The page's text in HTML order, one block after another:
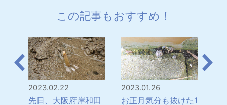
この記事もおすすめ！
2023.02.22
先日、大阪府岸和田
2023.01.26
お正月気分も抜けた1